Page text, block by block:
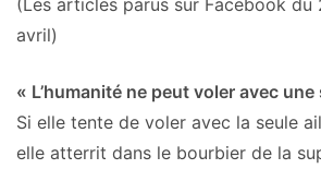
(Les articles parus sur Facebook du
avril)
« L’humanité ne peut voler avec une
Si elle tente de voler avec la seule
elle atterrit dans le bourbier de la